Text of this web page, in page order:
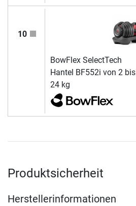
10
BowFlex SelectTech
Hantel BF552i von 2 bis
24 kg
Produktsicherheit
Herstellerinformationen